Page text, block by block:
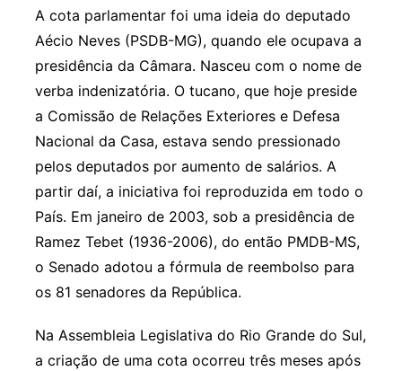
A cota parlamentar foi uma ideia do deputado
Aécio Neves (PSDB-MG), quando ele ocupava a
presidência da Câmara. Nasceu com o nome de
verba indenizatória. O tucano, que hoje preside
a Comissão de Relações Exteriores e Defesa
Nacional da Casa, estava sendo pressionado
pelos deputados por aumento de salários. A
partir daí, a iniciativa foi reproduzida em todo o
País. Em janeiro de 2003, sob a presidência de
Ramez Tebet (1936-2006), do então PMDB-MS,
o Senado adotou a fórmula de reembolso para
os 81 senadores da República.
Na Assembleia Legislativa do Rio Grande do Sul,
a criação de uma cota ocorreu três meses após